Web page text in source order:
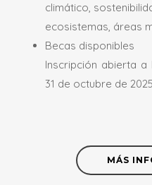
climático,
ecosistemas, áreas
Becas disponibles
Inscripción abierta a
31 de octubre de
MÁS